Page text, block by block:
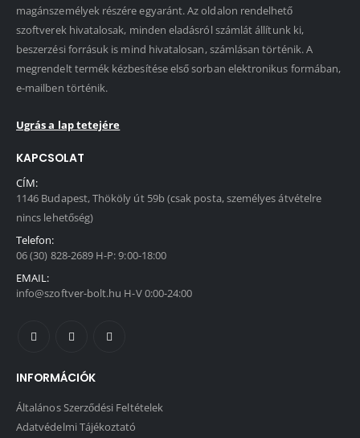
magánszemélyek részére egyaránt. Az oldalon rendelhető
szoftverek hivatalosak, minden eladásról számlát állítunk ki,
beszerzési forrásuk is mind hivatalosan, számlásan történik. A
megrendelt termék kézbesítése első sorban elektronikus formában,
e-mailben történik.
Ugrás a lap tetejére
KAPCSOLAT
CÍM:
1146 Budapest, Thököly út 59b (csak posta, személyes átvételre
nincs lehetőség)
Telefon:
06 (30) 828-2689 H-P: 9:00-18:00
EMAIL:
info@szoftver-bolt.hu H-V 0:00-24:00
INFORMÁCIÓK
Általános Szerződési Feltételek
Adatvédelmi Tájékoztató